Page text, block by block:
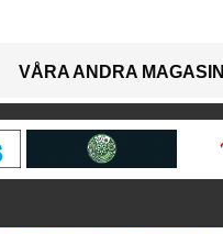
VÅRA ANDRA MAGASIN